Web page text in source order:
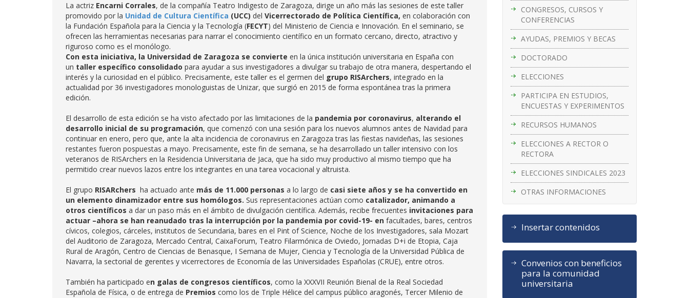
CONGRESOS, CURSOS Y
CONFERENCIAS
AYUDAS, PREMIOS Y BECAS
DOCTORADO
ELECCIONES
PARTICIPA EN ESTUDIOS,
ENCUESTAS Y EXPERIMENTOS
RECURSOS HUMANOS
ELECCIONES A RECTOR O
RECTORA
ELECCIONES SINDICALES 2023
OTRAS INFORMACIONES
Insertar contenidos
Convenios con beneficios
para la comunidad
universitaria
La actriz Encarni Corrales, de la compañía Teatro Indigesto de Zaragoza, dirige un año más las sesiones de este taller
promovido por la Unidad de Cultura Científica (UCC) del Vicerrectorado de Política Científica, en colaboración con
la Fundación Española para la Ciencia y la Tecnología (FECYT) del Ministerio de Ciencia e Innovación. En el seminario, se
ofrecen las herramientas necesarias para narrar el conocimiento científico en un formato cercano, directo, atractivo y
riguroso como es el monólogo.
Con esta iniciativa, la Universidad de Zaragoza se convierte en la única institución universitaria en España con
un taller específico consolidado para ayudar a sus investigadores a divulgar su trabajo de otra manera, despertando el
interés y la curiosidad en el público. Precisamente, este taller es el germen del grupo RISArchers, integrado en la
actualidad por 36 investigadores monologuistas de Unizar, que surgió en 2015 de forma espontánea tras la primera
edición.
El desarrollo de esta edición se ha visto afectado por las limitaciones de la pandemia por coronavirus, alterando el
desarrollo inicial de su programación, que comenzó con una sesión para los nuevos alumnos antes de Navidad para
continuar en enero, pero que, ante la alta incidencia de coronavirus en Zaragoza tras las fiestas navideñas, las sesiones
restantes fueron pospuestas a mayo. Precisamente, este fin de semana, se ha desarrollado un taller intensivo con los
veteranos de RISArchers en la Residencia Universitaria de Jaca, que ha sido muy productivo al mismo tiempo que ha
permitido crear nuevos lazos entre los integrantes en una tarea vocacional y altruista.
El grupo RISARchers ha actuado ante más de 11.000 personas a lo largo de casi siete años y se ha convertido en
un elemento dinamizador entre sus homólogos. Sus representaciones actúan como catalizador, animando a
otros científicos a dar un paso más en el ámbito de divulgación científica. Además, recibe frecuentes invitaciones para
actuar –ahora se han reanudado tras la interrupción por la pandemia por covid-19- en facultades, bares, centros
cívicos, colegios, cárceles, institutos de Secundaria, bares en el Pint of Science, Noche de los Investigadores, sala Mozart
del Auditorio de Zaragoza, Mercado Central, CaixaForum, Teatro Filarmónica de Oviedo, Jornadas D+i de Etopia, Caja
Rural de Aragón, Centro de Ciencias de Benasque, I Semana de Mujer, Ciencia y Tecnología de la Universidad Pública de
Navarra, la sectorial de gerentes y vicerrectores de Economía de las Universidades Españolas (CRUE), entre otros.
También ha participado en galas de congresos científicos, como la XXXVII Reunión Bienal de la Real Sociedad
Española de Física, o de entrega de Premios como los de Triple Hélice del campus público aragonés, Tercer Milenio de